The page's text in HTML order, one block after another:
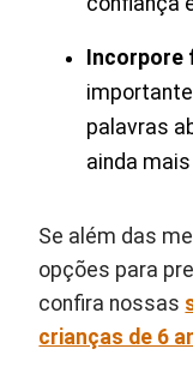
Incorpore
palavras
ainda
Se além das
opções para
confira nossas
crianças de 6